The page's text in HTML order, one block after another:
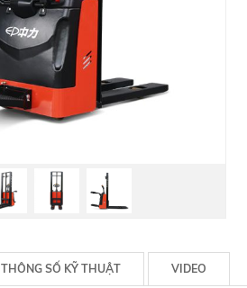
THÔNG SỐ KỸ THUẬT VIDEO